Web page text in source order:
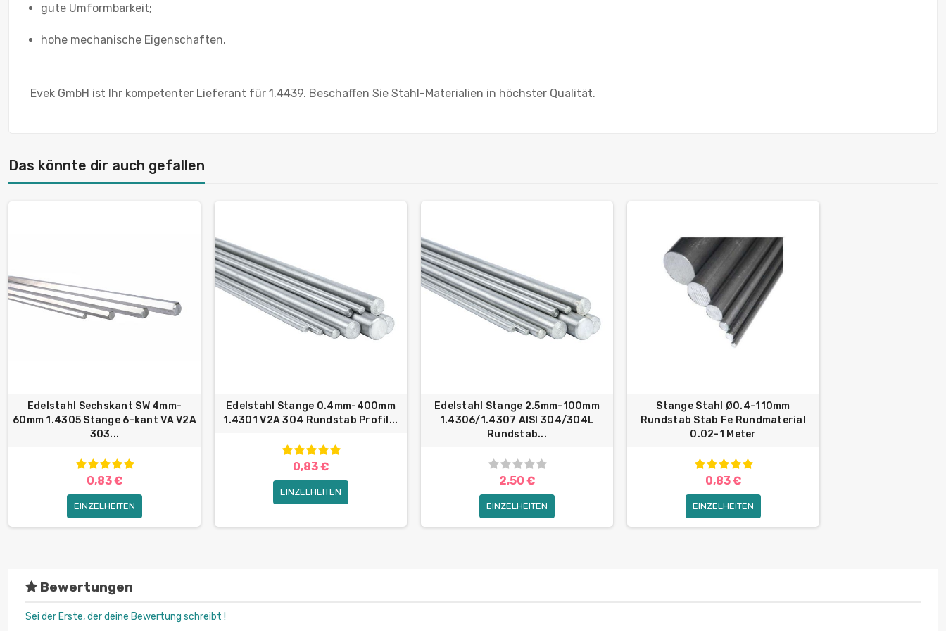
gute Umformbarkeit;
hohe mechanische Eigenschaften.
Evek GmbH ist Ihr kompetenter Lieferant für 1.4439. Beschaffen Sie Stahl-Materialien in höchster Qualität.
Das könnte dir auch gefallen
Edelstahl Sechskant SW 4mm-
60mm 1.4305 Stange 6-kant VA V2A
303...
0,83 €
EINZELHEITEN
Edelstahl Stange 0.4mm-400mm
1.4301 V2A 304 Rundstab Profil...
0,83 €
EINZELHEITEN
Edelstahl Stange 2.5mm-100mm
1.4306/1.4307 AISI 304/304L
Rundstab...
2,50 €
EINZELHEITEN
Stange Stahl Ø0.4-110mm
Rundstab Stab Fe Rundmaterial
0.02-1 Meter
0,83 €
EINZELHEITEN
Bewertungen
Sei der Erste, der deine Bewertung schreibt !